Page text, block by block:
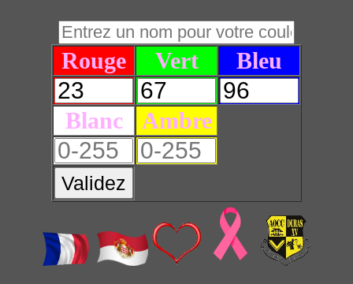
Rouge Vert Bleu
Blanc Ambre
Validez